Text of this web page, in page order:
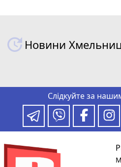
Новини
Слідкуйте за